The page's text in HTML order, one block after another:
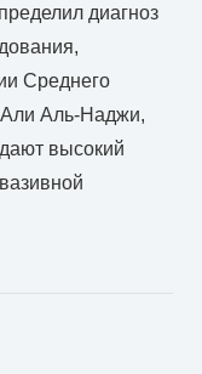
диагноз
Среднего
Али Аль-Наджи,
высокий